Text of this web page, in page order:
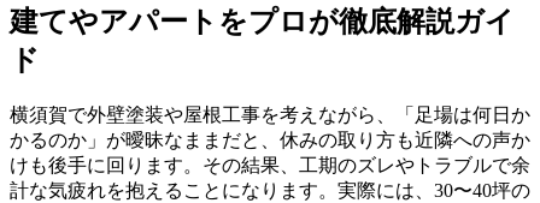
建てやアパートをプロが徹底解説ガイ
ド
横須賀で外壁塗装や屋根工事を考えながら、「足場は何日か
かるのか」が曖昧なままだと、休みの取り方も近隣への声か
けも後手に回ります。その結果、工期のズレやトラブルで余
計な気疲れを抱えることになります。実際には、30〜40坪の